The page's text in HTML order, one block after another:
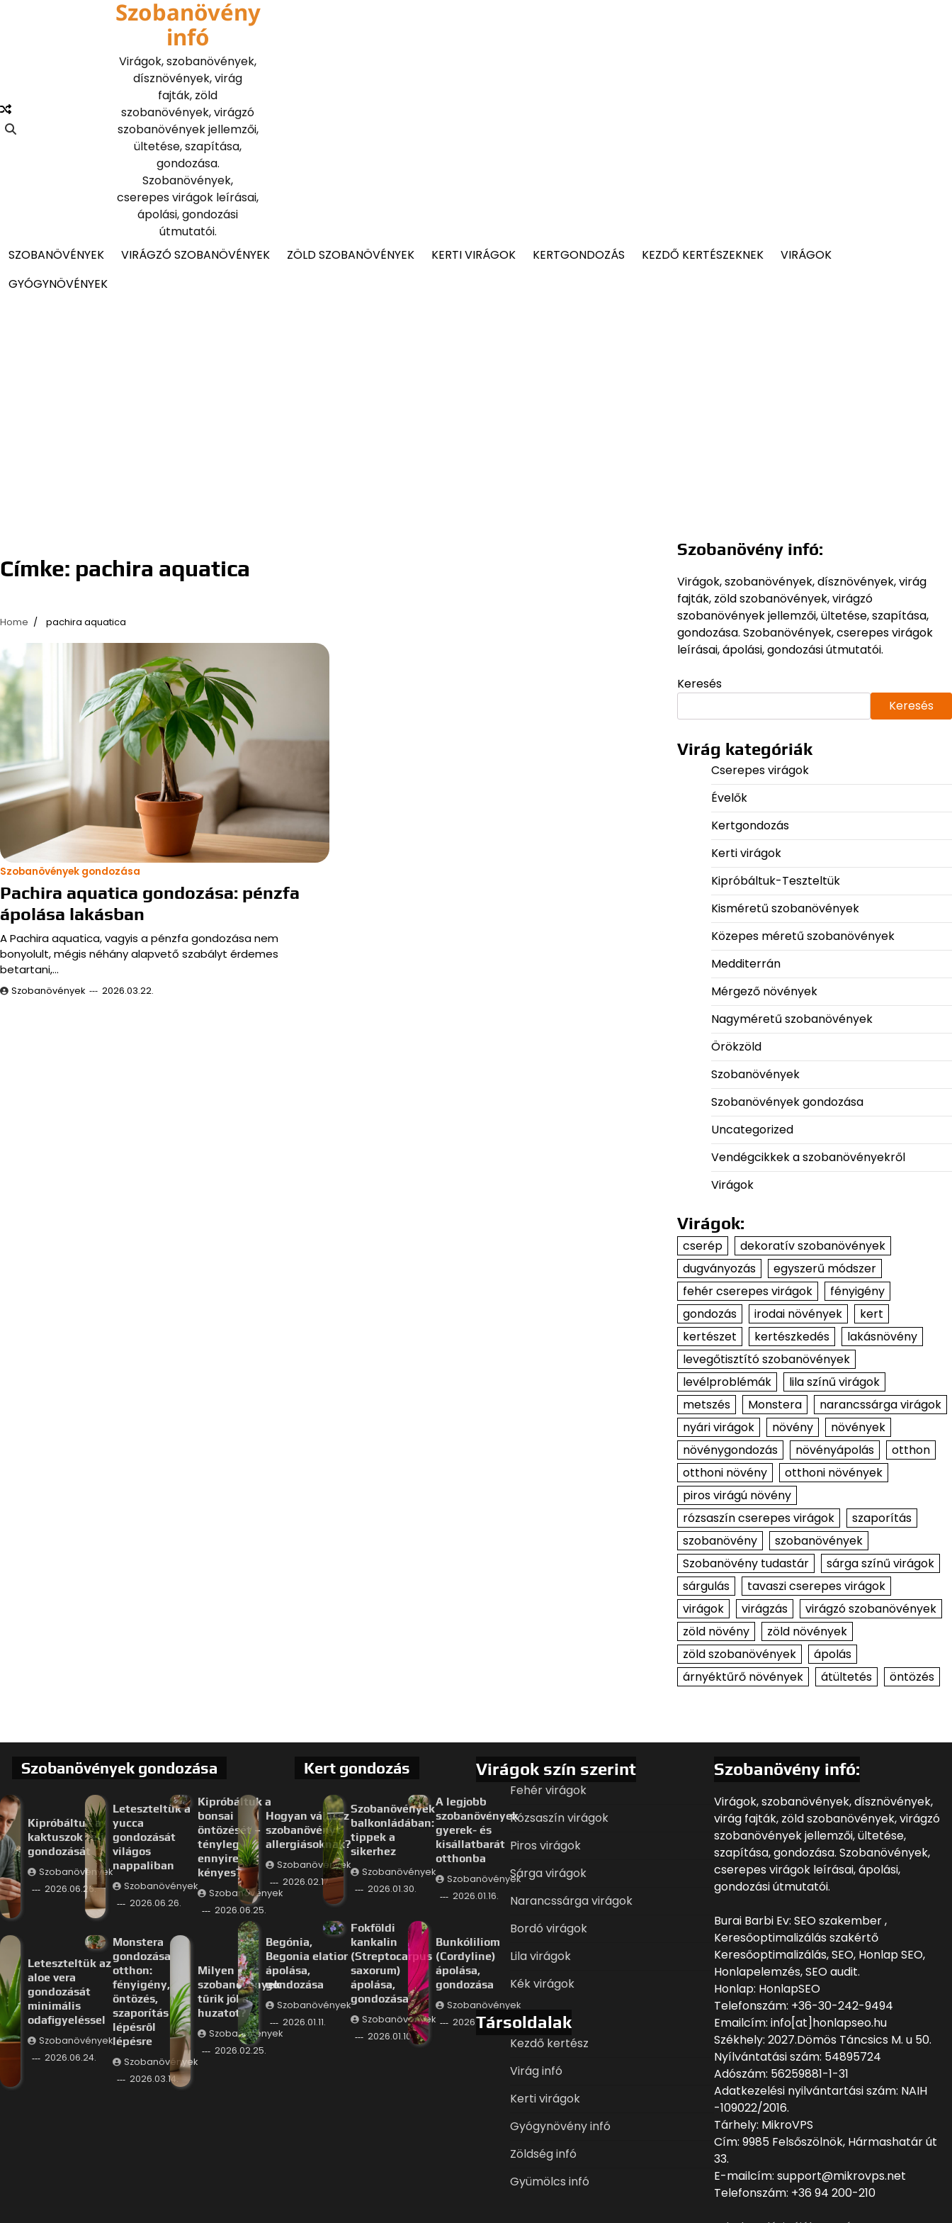
Szobanövény
infó
Virágok, szobanövények,
dísznövények, virág
fajták, zöld
szobanövények, virágzó
szobanövények jellemzői,
ültetése, szapítása,
gondozása.
Szobanövények,
cserepes virágok leírásai,
ápolási, gondozási
útmutatói.
SZOBANÖVÉNYEK
VIRÁGZÓ SZOBANÖVÉNYEK ZÖLD SZOBANÖVÉNYEK KERTI VIRÁGOK KERTGONDOZÁS KEZDŐ KERTÉSZEKNEK
VIRÁGOK
GYÓGYNÖVÉNYEK
Címke: pachira aquatica
Home pachira aquatica
Szobanövények gondozása
Pachira aquatica gondozása: pénzfa
ápolása lakásban
A Pachira aquatica, vagyis a pénzfa gondozása nem
bonyolult, mégis néhány alapvető szabályt érdemes
betartani,…
Szobanövények 2026.03.22.
Szobanövény infó:
Virágok, szobanövények, dísznövények, virág
fajták, zöld szobanövények, virágzó
szobanövények jellemzői, ültetése, szapítása,
gondozása. Szobanövények, cserepes virágok
leírásai, ápolási, gondozási útmutatói.
Keresés
Keresés
Virág kategóriák
Cserepes virágok
Évelők
Kertgondozás
Kerti virágok
Kipróbáltuk-Teszteltük
Kisméretű szobanövények
Közepes méretű szobanövények
Medditerrán
Mérgező növények
Nagyméretű szobanövények
Örökzöld
Szobanövények
Szobanövények gondozása
Uncategorized
Vendégcikkek a szobanövényekről
Virágok
Virágok:
cserép
dekoratív szobanövények
dugványozás
egyszerű módszer
fehér cserepes virágok
fényigény
gondozás
irodai növények
kert
kertészet
kertészkedés
lakásnövény
levegőtisztító szobanövények
levélproblémák
lila színű virágok
metszés
Monstera
narancssárga virágok
nyári virágok
növény
növények
növénygondozás
növényápolás
otthon
otthoni növény
otthoni növények
piros virágú növény
rózsaszín cserepes virágok
szaporítás
szobanövény
szobanövények
Szobanövény tudastár
sárga színű virágok
sárgulás
tavaszi cserepes virágok
virágok
virágzás
virágzó szobanövények
zöld növény
zöld növények
zöld szobanövények
ápolás
árnyéktűrő növények
átültetés öntözés
Szobanövények gondozása
Kipróbáltuk a
kaktuszok téli
gondozását
Szobanövények
2026.06.26.
Leteszteltük a
yucca
gondozását
világos
nappaliban
Szobanövények
2026.06.26.
Kipróbáltuk a
bonsai
öntözését –
tényleg
ennyire
kényes?
Szobanövények
2026.06.25.
Leteszteltük az
aloe vera
gondozását
minimális
odafigyeléssel
Szobanövények
2026.06.24.
Monstera
gondozása
otthon:
fényigény,
öntözés,
szaporítás
lépésről
lépésre
Szobanövények
2026.03.14.
Milyen
szobanövények
tűrik jól a
huzatot?
Szobanövények
2026.02.25.
Kert gondozás
Hogyan válassz
szobanövényt
allergiásoknak?
Szobanövények
2026.02.17.
Szobanövények
balkonládában:
tippek a
sikerhez
Szobanövények
2026.01.30.
A legjobb
szobanövények
gyerek- és
kisállatbarát
otthonba
Szobanövények
2026.01.16.
Begónia,
Begonia elatior
ápolása,
gondozása
Szobanövények
2026.01.11.
Fokföldi
kankalin
(Streptocarpus
saxorum)
ápolása,
gondozása
Szobanövények
2026.01.10.
Bunkóliliom
(Cordyline)
ápolása,
gondozása
Szobanövények
2026.01.09.
Virágok szín szerint
Fehér virágok
Rózsaszín virágok
Piros virágok
Sárga virágok
Narancssárga virágok
Bordó virágok
Lila virágok
Kék virágok
Társoldalak
Kezdő kertész
Virág infó
Kerti virágok
Gyógynövény infó
Zöldség infó
Gyümölcs infó
Szobanövény infó:
Virágok, szobanövények, dísznövények,
virág fajták, zöld szobanövények, virágzó
szobanövények jellemzői, ültetése,
szapítása, gondozása. Szobanövények,
cserepes virágok leírásai, ápolási,
gondozási útmutatói.
Burai Barbi Ev: SEO szakember ,
Keresőoptimalizálás szakértő
Keresőoptimalizálás, SEO, Honlap SEO,
Honlapelemzés, SEO audit.
Honlap: HonlapSEO
Telefonszám: +36-30-242-9494
Emailcím: info[at]honlapseo.hu
Székhely: 2027.Dömös Táncsics M. u 50.
Nyílvántatási szám: 54895724
Adószám: 56259881-1-31
Adatkezelési nyilvántartási szám: NAIH
-109022/2016.
Tárhely: MikroVPS
Cím: 9985 Felsőszölnök, Hármashatár út
33.
E-mailcím: support@mikrovps.net
Telefonszám: +36 94 200-210